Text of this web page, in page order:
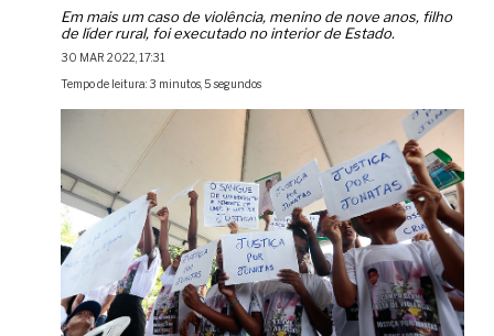
Em mais um caso de violência, menino de nove anos, filho
de líder rural, foi executado no interior de Estado.
30 MAR 2022, 17:31
Tempo de leitura: 3 minutos, 5 segundos